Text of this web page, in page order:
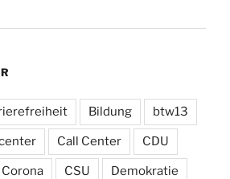
Bildung btw13
Call Center CDU
Corona CSU Demokratie